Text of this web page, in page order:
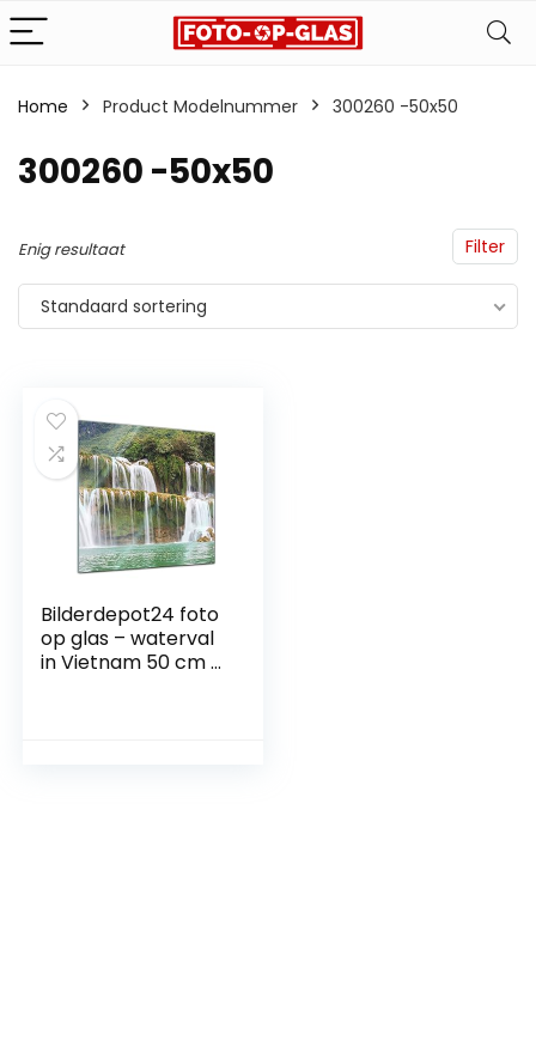
Home Product Modelnummer ‎300260 -50x50
‎300260 -50x50
Filter
Enig resultaat
Standaard sortering
Bilderdepot24 foto
op glas – waterval
in Vietnam 50 cm x